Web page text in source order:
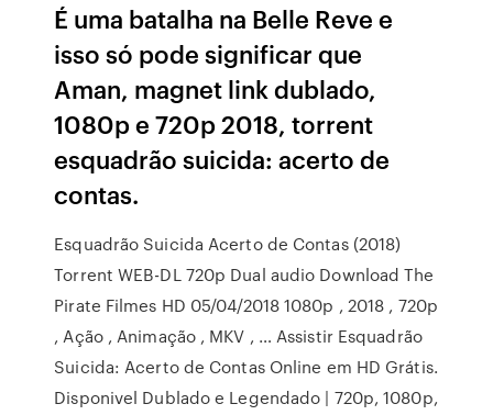
É uma batalha na Belle Reve e
isso só pode significar que
Aman, magnet link dublado,
1080p e 720p 2018, torrent
esquadrão suicida: acerto de
contas.
Esquadrão Suicida Acerto de Contas (2018)
Torrent WEB-DL 720p Dual audio Download The
Pirate Filmes HD 05/04/2018 1080p , 2018 , 720p
, Ação , Animação , MKV , … Assistir Esquadrão
Suicida: Acerto de Contas Online em HD Grátis.
Disponivel Dublado e Legendado | 720p, 1080p,